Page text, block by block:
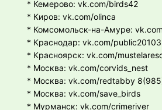
* Кемерово: vk.com/birds42
* Киров: vk.com/olinca
* Комсомольск-на-Амуре:
* Краснодар: vk.com/
* Красноярск: vk.com/
* Москва: vk.com/corvids_nest
* Москва: vk.com/redtabby
* Москва: vk.com/save_birds
* Мурманск: vk.com/crimeriver